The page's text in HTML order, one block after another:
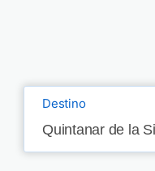
Destino